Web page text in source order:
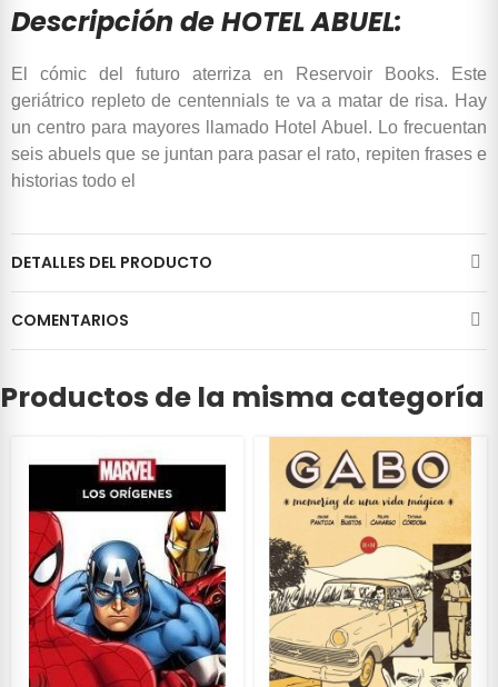
Descripción de HOTEL ABUEL:
El cómic del futuro aterriza en Reservoir Books. Este
geriátrico repleto de centennials te va a matar de risa. Hay
un centro para mayores llamado Hotel Abuel. Lo frecuentan
seis abuels que se juntan para pasar el rato, repiten frases e
historias todo el
DETALLES DEL PRODUCTO
COMENTARIOS
Productos de la misma categoría